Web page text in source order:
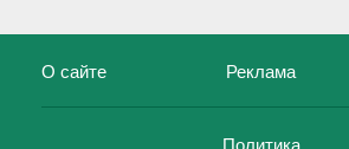
О сайте Реклама
Политика